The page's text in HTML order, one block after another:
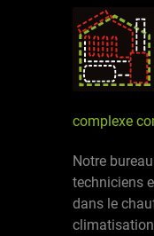
complexe
Notre
techniciens
dans le